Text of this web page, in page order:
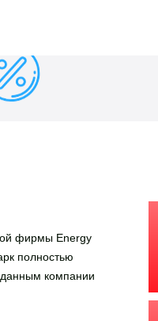
фирмы Energy
полностью
данным компании
уже долгое время.При